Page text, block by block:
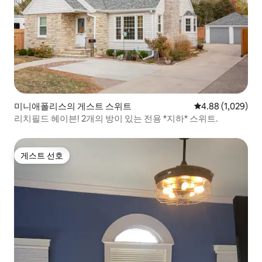
미니애폴리스의 게스트 스위트 평점 4.88점(5점
4.88 (1,029)
리치필드 헤이븐! 2개의 방이 있는 전용 *지하* 스위트.
게스트 선호
게스트 선호